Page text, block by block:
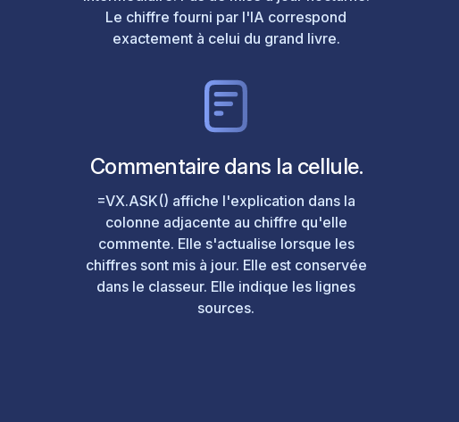
Le chiffre fourni par l'IA correspond
exactement à celui du grand livre.
Commentaire dans la cellule.
=VX.ASK() affiche l'explication dans la
colonne adjacente au chiffre qu'elle
commente. Elle s'actualise lorsque les
chiffres sont mis à jour. Elle est conservée
dans le classeur. Elle indique les lignes
sources.